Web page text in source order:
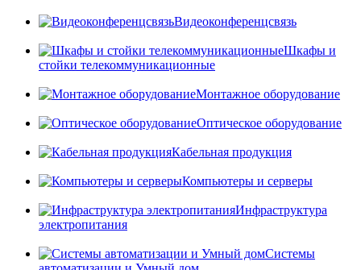
Видеоконференцсвязь
Шкафы и
стойки телекоммуникационные
Монтажное оборудование
Оптическое оборудование
Кабельная продукция
Компьютеры и серверы
Инфраструктура
электропитания
Системы